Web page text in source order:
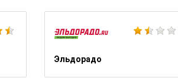
Эльдорадо